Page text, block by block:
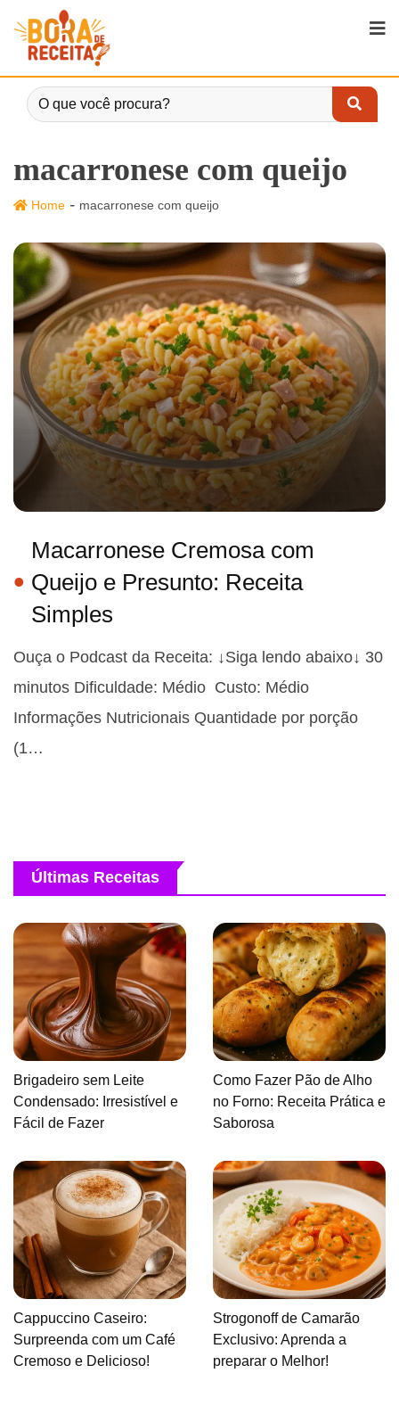
macarronese com queijo
Home - macarronese com queijo
Macarronese Cremosa com
Queijo e Presunto: Receita
Simples
Ouça o Podcast da Receita: ↓Siga lendo abaixo↓ 30
minutos Dificuldade: Médio Custo: Médio
Informações Nutricionais Quantidade por porção
(1…
Últimas Receitas
Brigadeiro sem Leite
Condensado: Irresistível e
Fácil de Fazer
Como Fazer Pão de Alho
no Forno: Receita Prática e
Saborosa
Cappuccino Caseiro:
Surpreenda com um Café
Cremoso e Delicioso!
Strogonoff de Camarão
Exclusivo: Aprenda a
preparar o Melhor!